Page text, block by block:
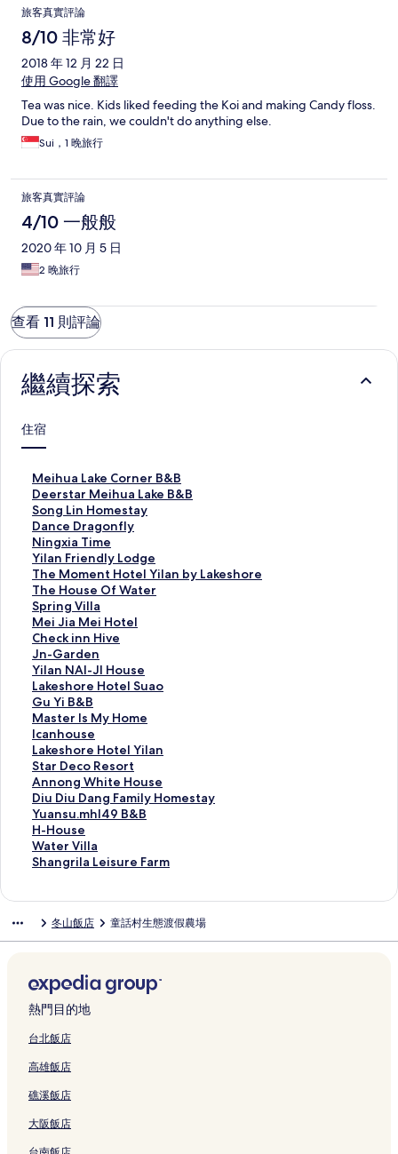
旅客真實評論
8/10 非常好
2018 年 12 月 22 日
使用 Google 翻譯
Tea was nice. Kids liked feeding the Koi and making Candy floss.
Due to the rain, we couldn't do anything else.
Sui，1 晚旅行
旅客真實評論
4/10 一般般
2020 年 10 月 5 日
2 晚旅行
查看 11 則評論
繼續探索
住宿
Meihua Lake Corner B&B
M
e
i
h
u
a
L
a
k
e
C
o
r
n
e
r
B
&
B
的
連
結
Deerstar Meihua Lake B&B
D
e
e
r
s
t
a
r
M
e
i
h
u
a
L
a
k
e
B
&
B
的
連
結
Song Lin Homestay
S
o
n
g
L
i
n
H
o
m
e
s
t
a
y
的
連
結
Dance Dragonfly
D
a
n
c
e
D
r
a
g
o
n
f
l
y
的
連
結
Ningxia Time
N
i
n
g
x
i
a
T
i
m
e
的
連
結
Yilan Friendly Lodge
Y
i
l
a
n
F
r
i
e
n
d
l
y
L
o
d
g
e
的
連
The Moment Hotel Yilan by Lakeshore
T
h
e
M
o
m
e
n
t
H
o
t
e
l
Y
i
l
a
n
k
h
o
r
e
連
The House Of Water
T
h
e
H
o
u
s
e
O
f
W
a
t
e
r
的
連
結
Spring Villa
S
p
r
i
n
g
V
i
l
l
a
的
連
結
Mei Jia Mei Hotel
M
e
i
J
i
a
M
e
i
H
o
t
e
l
的
連
Check inn Hive
C
h
e
c
k
i
n
n
H
i
v
e
的
連
結
Jn-Garden
J
n
-
G
a
r
d
e
n
的
連
結
Yilan NAI-JI House
Y
i
l
a
n
N
A
I
-
J
I
H
o
的
連
Lakeshore Hotel Suao
L
a
k
e
s
h
o
r
e
H
o
t
a
連
結
Gu Yi B&B
G
u
Y
i
B
&
B
的
連
結
Master Is My Home
M
a
s
t
e
r
I
s
M
y
的
Icanhouse
I
c
a
n
h
o
u
s
e
Lakeshore Hotel Yilan
L
a
k
e
s
h
o
r
e
i
l
a
n
連
Star Deco Resort
S
t
a
r
D
e
c
o
的
連
結
Annong White House
A
n
n
o
n
g
e
u
s
e
的
結
Diu Diu Dang Family Homestay
D
i
u
D
i
g
m
i
l
y
o
e
s
t
a
Yuansu.mhl49 B&B
Y
u
a
n
m
h
9
B
&
B
連
H-House
H
-
H
的
Water Villa
W
a
i
a
的
連
結
Shangrila Leisure Farm
S
r
a
L
e
i
u
e
F
a
r
冬山飯店 童話村生態渡假農場
熱門目的地
台北飯店
高雄飯店
礁溪飯店
大阪飯店